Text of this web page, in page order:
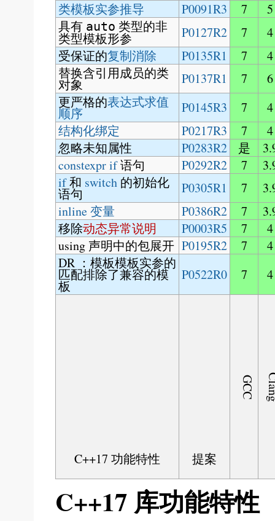
类模板实参推导
P0091R3 7
5
具有 auto 类型的非
类型模板形参 P0127R2 7
4
受保证的复制消除 P0135R1 7
4
替换含引用成员的类
对象 P0137R1 7
6
更严格的表达式求值
顺序 P0145R3 7
4
结构化绑定
P0217R3 7
4
忽略未知属性
P0283R2 是
constexpr if语句 P0292R2 7
if和 switch 的初始化
语句 P0305R1 7
inline 变量
P0386R2 7
移除动态异常说明 P0003R5 7
4
using 声明中的包展开 P0195R2 7
4
DR ：模板模板实参的
匹配排除了兼容的模
板
P0522R0 7 4
C++17 功能特性 提案
GCC
C++17 库功能特性